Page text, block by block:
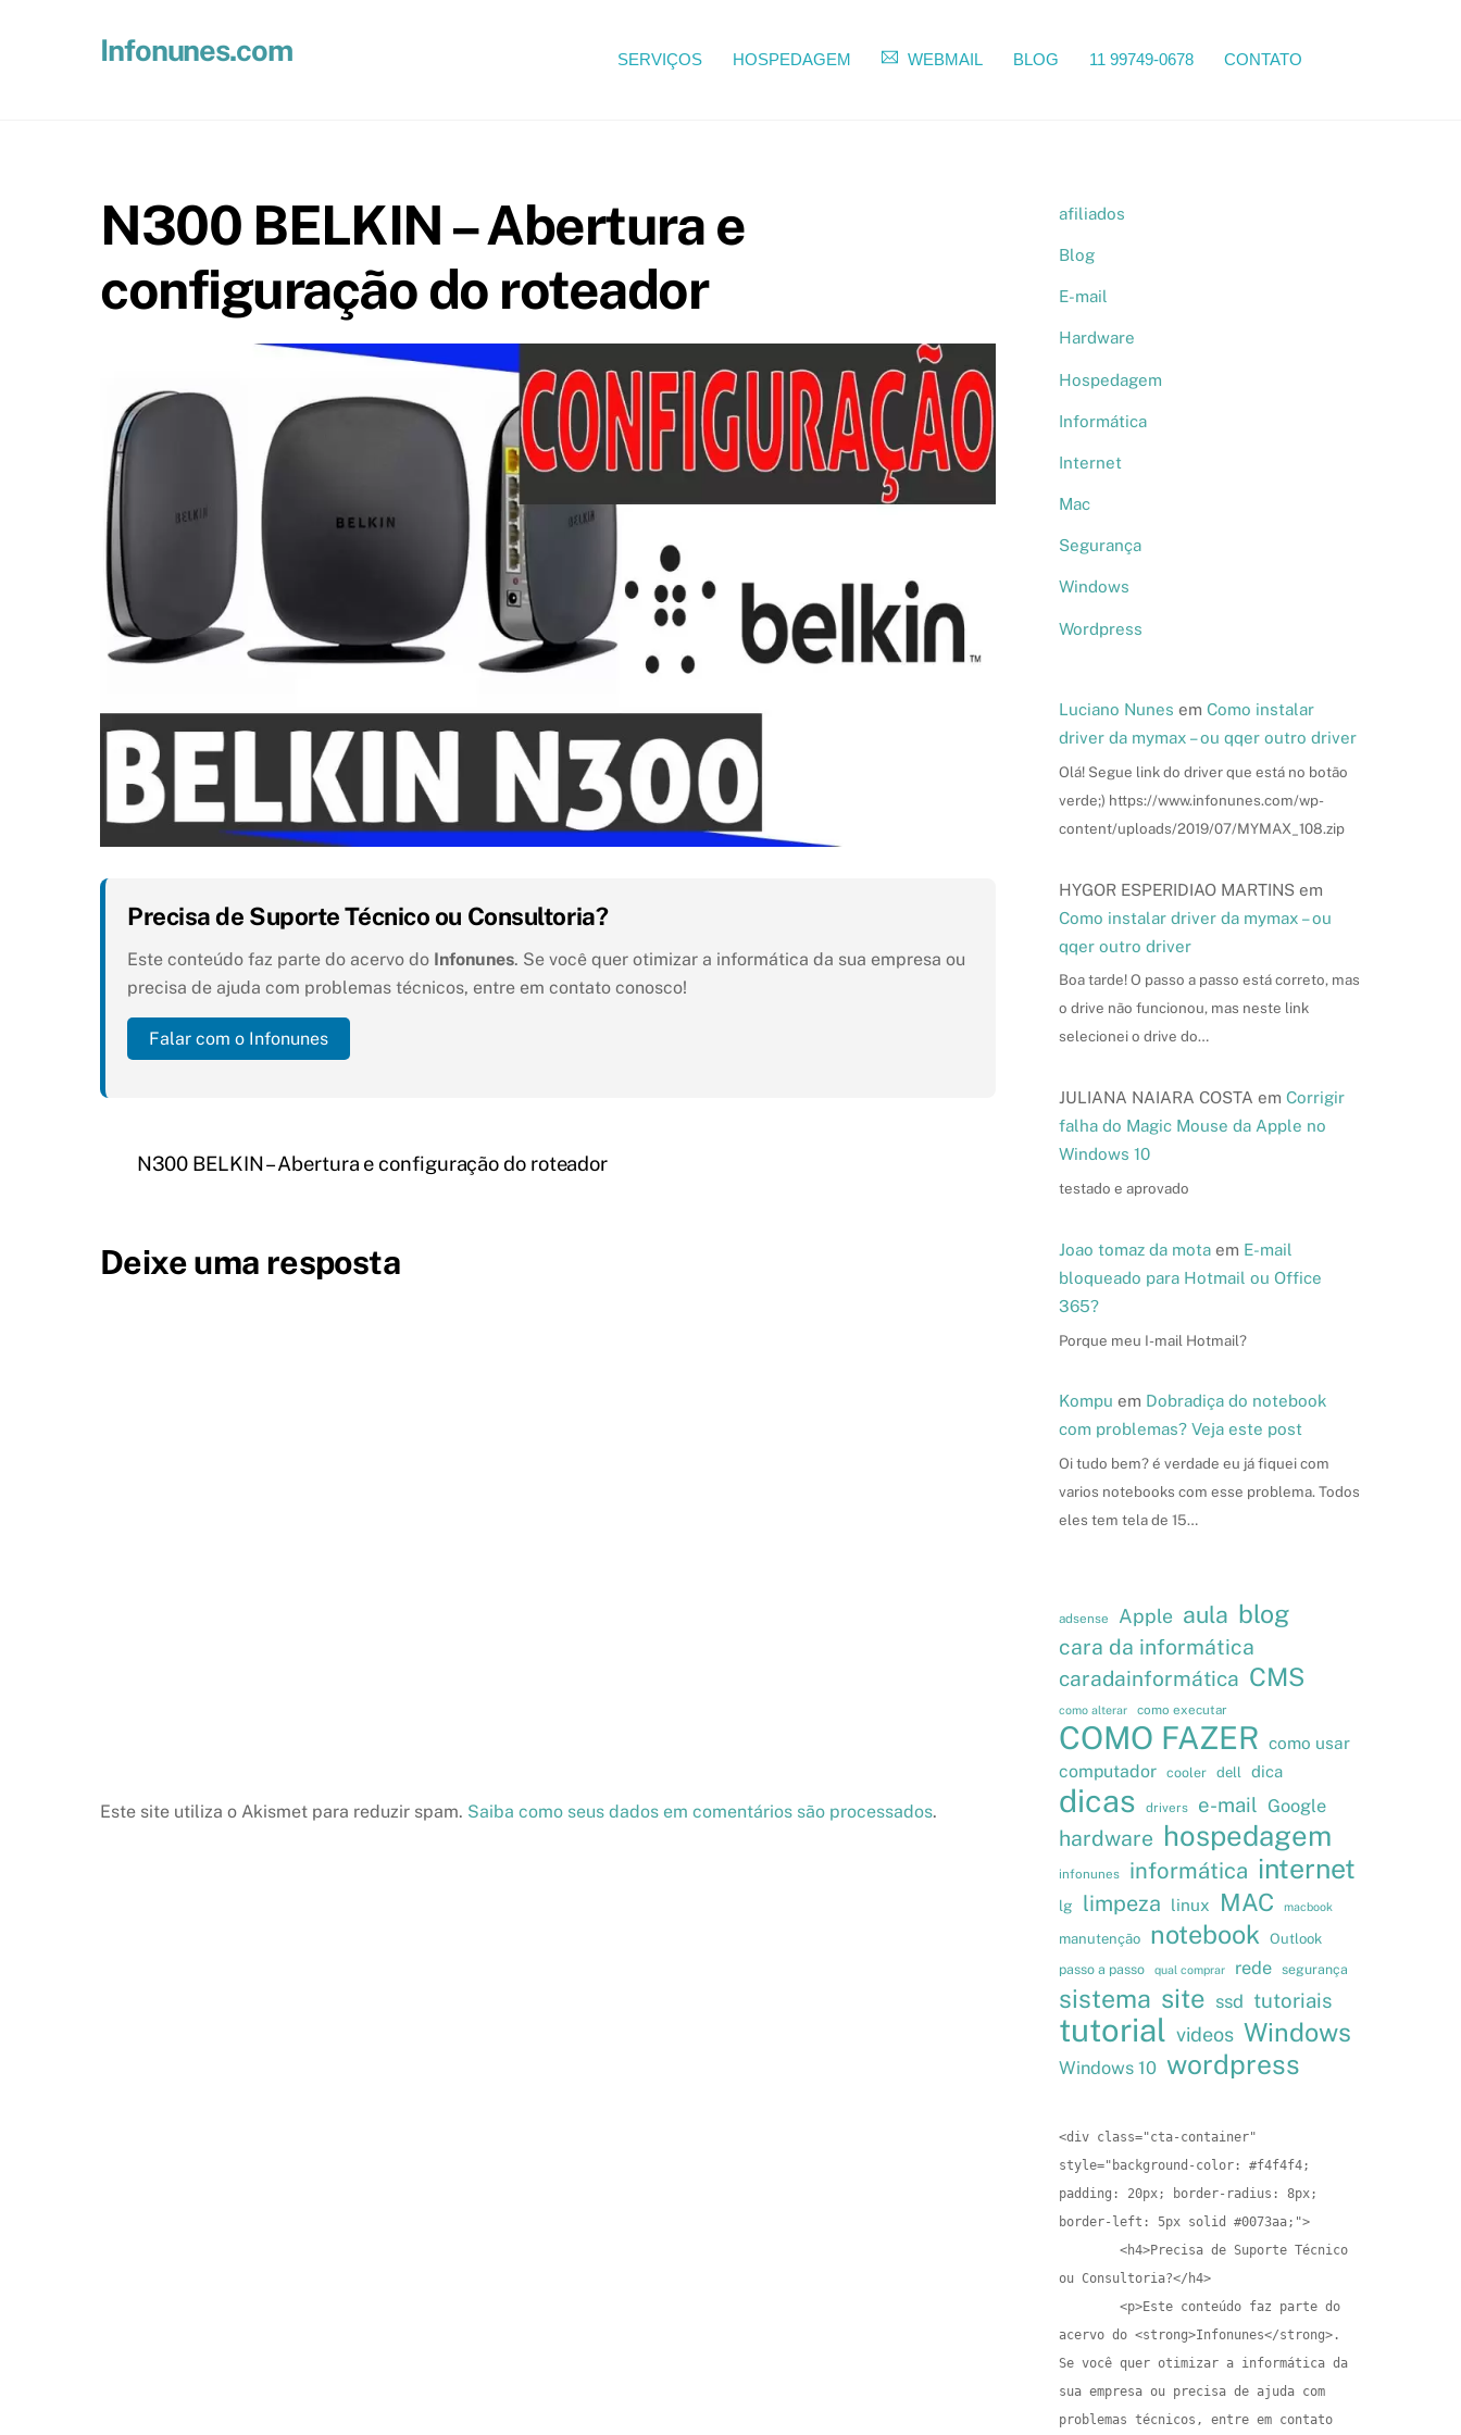
Infonunes.com SERVIÇOS HOSPEDAGEM WEBMAIL BLOG 11 99749-0678 CONTATO
N300 BELKIN – Abertura e
configuração do roteador
Precisa de Suporte Técnico ou Consultoria?
Este conteúdo faz parte do acervo do Infonunes. Se você quer otimizar a informática da sua empresa ou
precisa de ajuda com problemas técnicos, entre em contato conosco!
Falar com o Infonunes
N300 BELKIN – Abertura e configuração do roteador
Deixe uma resposta
Este site utiliza o Akismet para reduzir spam. Saiba como seus dados em comentários são processados.
afiliados
Blog
E-mail
Hardware
Hospedagem
Informática
Internet
Mac
Segurança
Windows
Wordpress
Luciano Nunes em Como instalar
driver da mymax – ou qqer outro driver
Olá! Segue link do driver que está no botão
verde;) https://www.infonunes.com/wp-
content/uploads/2019/07/MYMAX_108.zip
HYGOR ESPERIDIAO MARTINSem
Como instalar driver da mymax – ou
qqer outro driver
Boa tarde! O passo a passo está correto, mas
o drive não funcionou, mas neste link
selecionei o drive do…
JULIANA NAIARA COSTA em Corrigir
falha do Magic Mouse da Apple no
Windows 10
testado e aprovado
Joao tomaz da motaem E-mail
bloqueado para Hotmail ou Office
365?
Porque meu I-mail Hotmail?
Kompu em Dobradiça do notebook
com problemas? Veja este post
Oi tudo bem? é verdade eu já fiquei com
varios notebooks com esse problema. Todos
eles tem tela de 15…
adsense Apple aula blog
cara da informática
caradainformática CMS
como alterar como executar
COMO FAZER como usar
computador cooler dell dica
dicas drivers e-mail Google
hardware hospedagem
infonunes informática internet
lg limpeza linux MAC macbook
manutenção notebook
Outlook
passo a passo
qual comprar rede segurança
sistema site ssd tutoriais
tutorial videos Windows
Windows 10 wordpress
<div class="cta-container"
style="background-color: #f4f4f4;
padding: 20px; border-radius: 8px;
border-left: 5px solid #0073aa;">
ou Consultoria?</h4>
acervo do <strong>Infonunes</strong>.
Se você quer otimizar a informática da
sua empresa ou precisa de ajuda com
problemas técnicos, entre em contato